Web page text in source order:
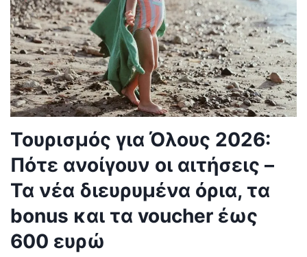
Τουρισμός για Όλους 2026:
Πότε ανοίγουν οι αιτήσεις –
Τα νέα διευρυμένα όρια, τα
bonus και τα voucher έως
600 ευρώ